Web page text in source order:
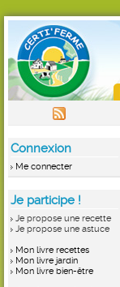
Connexion
Me connecter
Je participe !
Je propose une recette
Je propose une astuce
Mon livre recettes
Mon livre jardin
Mon livre bien-être